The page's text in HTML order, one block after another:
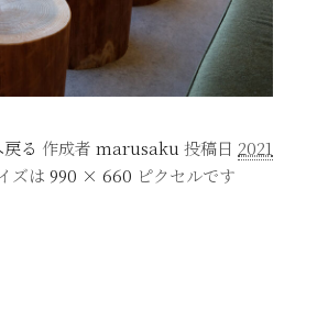
る 作成者 marusaku 投稿日 2021
ズは 990 × 660 ピクセルです